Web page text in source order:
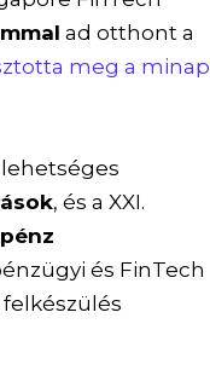
ad otthont a
meg a minap
, és a XXI.
és FinTech
felkészülés